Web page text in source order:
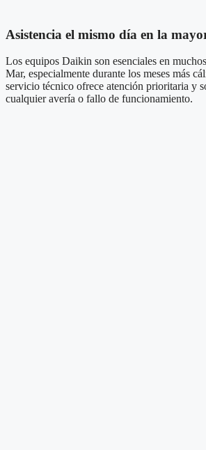
Asistencia el mismo día en la
Los equipos Daikin son esenciales en
Mar, especialmente durante los meses más
servicio técnico ofrece atención prioritaria y
cualquier avería o fallo de funcionamiento.